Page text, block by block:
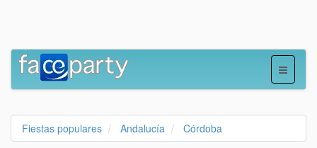
Fiestas populares Andalucía Córdoba